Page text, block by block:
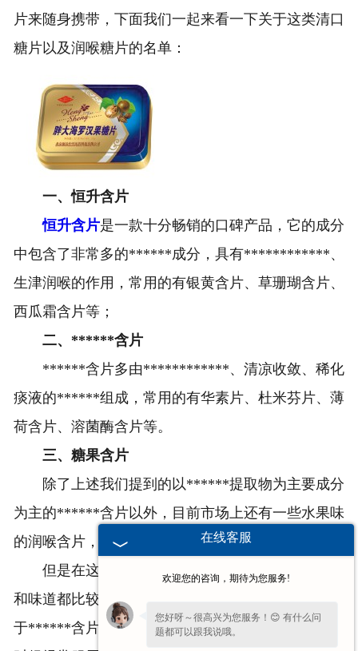
片来随身携带，下面我们一起来看一下关于这类清口
糖片以及润喉糖片的名单：
一、恒升含片
恒升含片是一款十分畅销的口碑产品，它的成分
中包含了非常多的******成分，具有************、
生津润喉的作用，常用的有银黄含片、草珊瑚含片、
西瓜霜含片等；
二、******含片
******含片多由************、清凉收敛、稀化
痰液的******组成，常用的有华素片、杜米芬片、薄
荷含片、溶菌酶含片等。
三、糖果含片
除了上述我们提到的以******提取物为主要成分
为主的******含片以外，目前市场上还有一些水果味
的润喉含片，这些含片也可以被称为润喉糖含片
但是在这里小编也想提醒大家，虽然含片的口感
和味道都比较好，但是前两种含片如
于******含片的，所以不能在没有发生呼吸道感染的
在线客服
欢迎您的咨询，期待为您服务!
您好呀～很高兴为您服务！😊 有什么问
题都可以跟我说哦。